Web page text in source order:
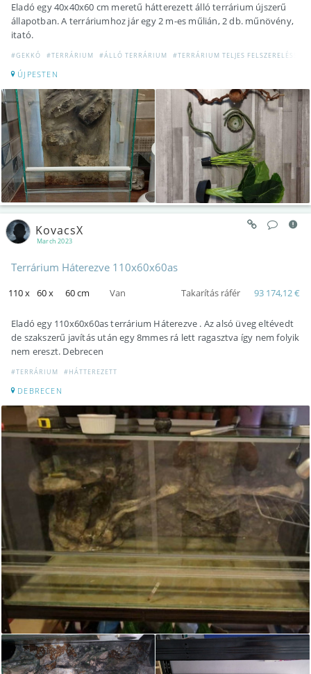
Eladó egy 40x40x60 cm meretű hátterezett álló terrárium újszerű
állapotban. A terráriumhoz jár egy 2 m-es műlián, 2 db. műnövény,
itató.
#GEKKÓ #TERRÁRIUM #ÁLLÓ TERRÁRIUM #TERRÁRIUM TELJES FELSZERELÉSSEL
ÚJPESTEN
March 2023
KovacsX
Terrárium Háterezve 110x60x60as
110 x 60 x 60 cm Van Takarítás ráfér 93 174,12 €
Eladó egy 110x60x60as terrárium Háterezve . Az alsó üveg eltévedt
de szakszerű javítás után egy 8mmes rá lett ragasztva így nem folyik
nem ereszt. Debrecen
#TERRÁRIUM #HÁTTEREZETT
DEBRECEN